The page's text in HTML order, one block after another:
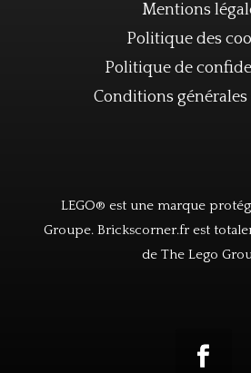
Mentions
Politique des
Politique de
Conditions générales
LEGO® est une marque
Groupe. Brickscorner.fr est
de The Lego